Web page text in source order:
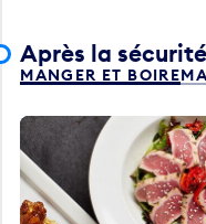
Après la sécurité
MANGER ET BOIRE